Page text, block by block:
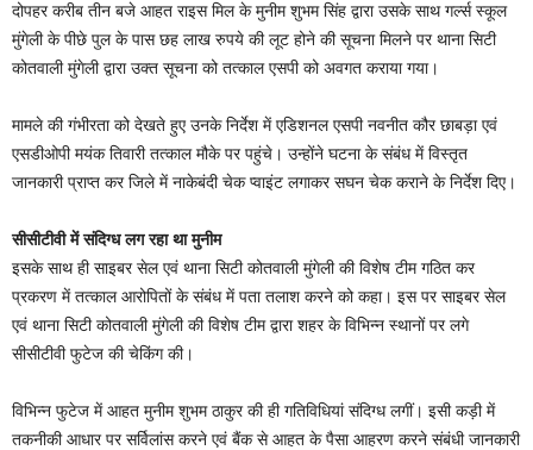
दोपहर करीब तीन बजे आहत राइस मिल के मुनीम शुभम सिंह द्वारा उसके साथ गर्ल्स स्कूल
मुंगेली के पीछे पुल के पास छह लाख रुपये की लूट होने की सूचना मिलने पर थाना सिटी
कोतवाली मुंगेली द्वारा उक्त सूचना को तत्काल एसपी को अवगत कराया गया।
मामले की गंभीरता को देखते हुए उनके निर्देश में एडिशनल एसपी नवनीत कौर छाबड़ा एवं
एसडीओपी मयंक तिवारी तत्काल मौके पर पहुंचे। उन्होंने घटना के संबंध में विस्तृत
जानकारी प्राप्त कर जिले में नाकेबंदी चेक प्वाइंट लगाकर सघन चेक कराने के निर्देश दिए।
सीसीटीवी में संदिग्ध लग रहा था मुनीम
इसके साथ ही साइबर सेल एवं थाना सिटी कोतवाली मुंगेली की विशेष टीम गठित कर
प्रकरण में तत्काल आरोपितों के संबंध में पता तलाश करने को कहा। इस पर साइबर सेल
एवं थाना सिटी कोतवाली मुंगेली की विशेष टीम द्वारा शहर के विभिन्न स्थानों पर लगे
सीसीटीवी फुटेज की चेकिंग की।
विभिन्न फुटेज में आहत मुनीम शुभम ठाकुर की ही गतिविधियां संदिग्ध लगीं। इसी कड़ी में
तकनीकी आधार पर सर्विलांस करने एवं बैंक से आहत के पैसा आहरण करने संबंधी जानकारी